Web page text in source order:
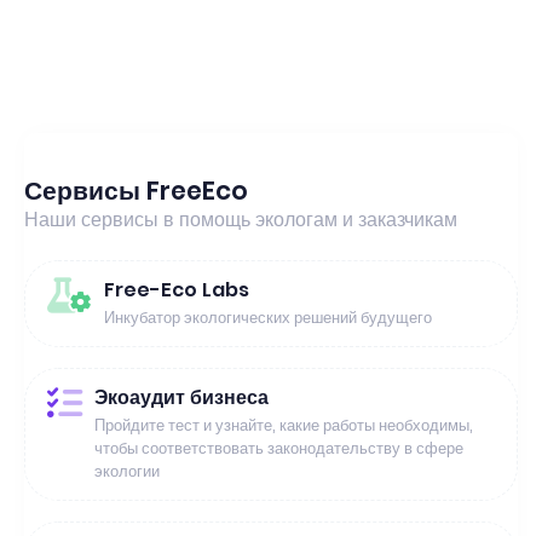
Сервисы FreeEco
Наши сервисы в помощь экологам и заказчикам
Free-Eco Labs
Инкубатор экологических решений будущего
Экоаудит бизнеса
Пройдите тест и узнайте, какие работы необходимы,
чтобы соответствовать законодательству в сфере
экологии